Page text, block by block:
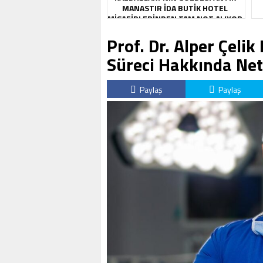
MANASTIR İDA BUTIK HOTEL
MISAFIRLERINDEN TAM NOT ALIYOR
Prof. Dr. Alper
Süreci Hakkında
Paylaş Paylaş